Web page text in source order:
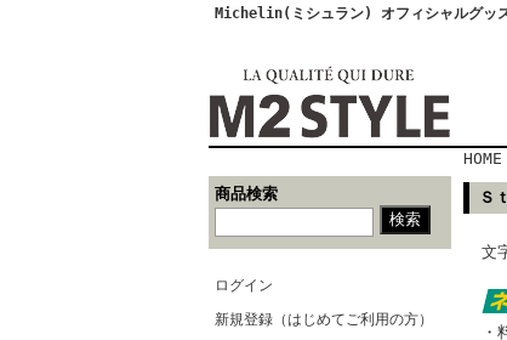
Michelin(ミシュラン) オフィシャルグッ
商品検索
ログイン
新規登録（はじめてご利用の方）
HOME
Ｓ
文
・